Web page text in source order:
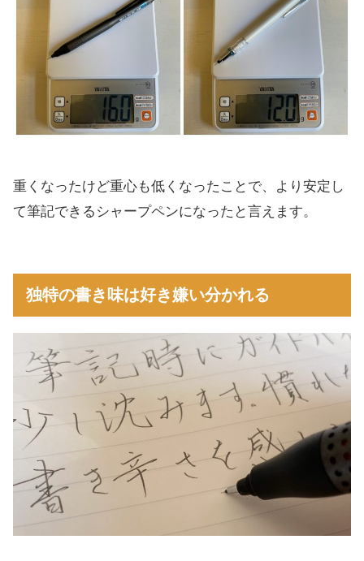
重くなったけど重心も低くなったことで、より安定し
て筆記できるシャープペンになったと言えます。
独特の書き味は好き嫌い分かれる